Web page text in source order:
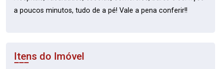
a poucos minutos, tudo de a pé! Vale a pena conferir!!
Itens do Imóvel